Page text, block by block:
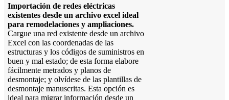
Importación de redes eléctricas
existentes desde un archivo excel ideal
para remodelaciones y ampliaciones.
Cargue una red existente desde un archivo
Excel con las coordenadas de las
estructuras y los códigos de suministros en
buen y mal estado; de esta forma elabore
fácilmente metrados y planos de
desmontaje; y olvídese de las plantillas de
desmontaje manuscritas. Esta opción es
ideal para migrar información desde un